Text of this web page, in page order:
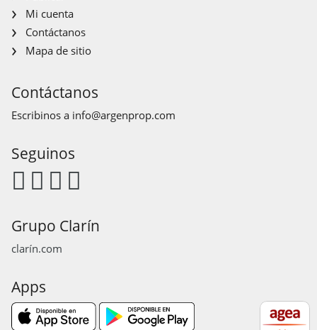
Mi cuenta
Contáctanos
Mapa de sitio
Contáctanos
Escribinos a info@argenprop.com
Seguinos
Grupo Clarín
clarín.com
Apps